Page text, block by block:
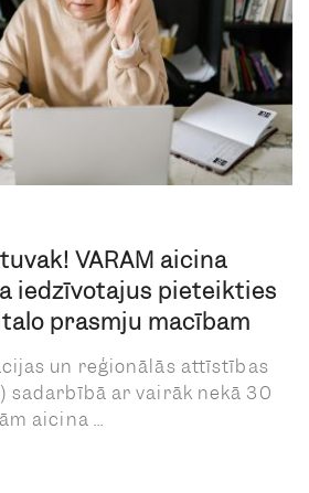
VARAM aicina
iedzīvotājus pieteikties
prasmju mācībām
un reģionālās attīstības
sadarbībā ar vairāk nekā 30
aicina ...